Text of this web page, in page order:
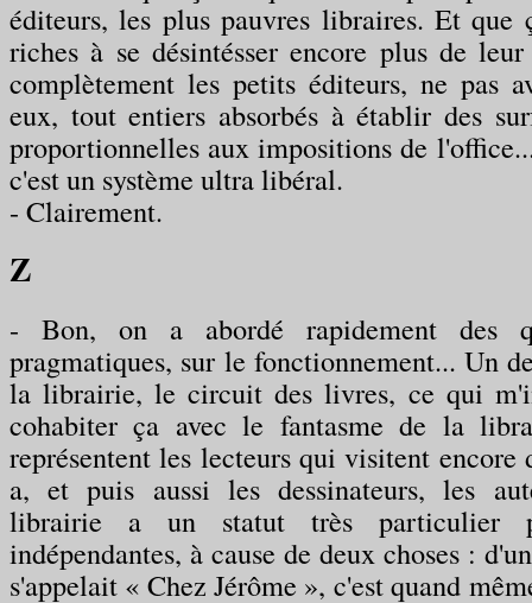
éditeurs, les plus pauvres libraires. Et que
riches à se désintésser encore plus de
complètement les petits éditeurs, ne pas
eux, tout entiers absorbés à établir des
proportionnelles aux impositions de
c'est un système ultra libéral.
- Clairement.
Z
- Bon, on a abordé rapidement des
pragmatiques, sur le fonctionnement... Un
la librairie, le circuit des livres, ce qui
cohabiter ça avec le fantasme de la
représentent les lecteurs qui visitent
a, et puis aussi les dessinateurs, les
librairie a un statut très particulier
indépendantes, à cause de deux choses :
s'appelait « Chez Jérôme », c'est quand